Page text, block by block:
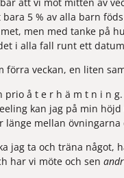
5 % av alla barn
men med tanke på
i alla fall runt ett
förra veckan, en liten
prio å t e r h ä m t n i n
kan jag på min
länge mellan
jag ta och träna
har vi möte och sen